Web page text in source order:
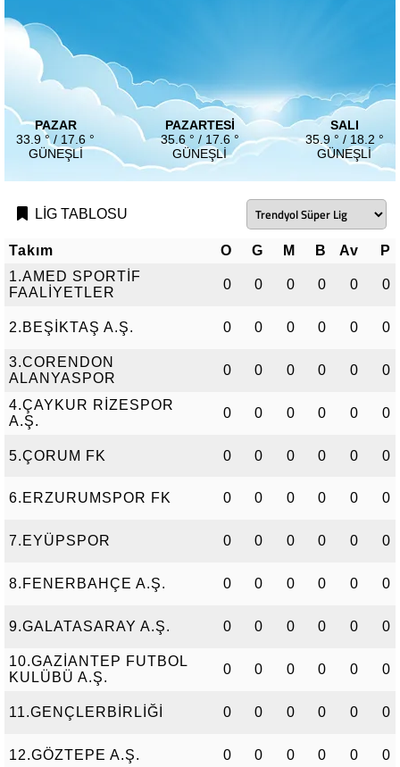
PAZAR
33.9 ° / 17.6 °
GÜNEŞLI
PAZARTESI
35.6 ° / 17.6 °
GÜNEŞLI
SALI
35.9 ° / 18.2 °
GÜNEŞLI
LİG TABLOSU
Takım O G M B Av
P
1.AMED SPORTİF
FAALİYETLER
0 0 0 0 0 0
2.BEŞİKTAŞ A.Ş. 0 0 0 0 0 0
3.CORENDON
ALANYASPOR
0 0 0 0 0 0
4.ÇAYKUR RİZESPOR
A.Ş.
0 0 0 0 0 0
5.ÇORUM FK 0 0 0 0 0 0
6.ERZURUMSPOR FK 0 0 0 0 0 0
7.EYÜPSPOR 0 0 0 0 0 0
8.FENERBAHÇE A.Ş. 0 0 0 0 0 0
9.GALATASARAY A.Ş. 0 0 0 0 0 0
10.GAZİANTEP FUTBOL
KULÜBÜ A.Ş.
0 0 0 0 0 0
11.GENÇLERBİRLİĞİ 0 0 0 0 0 0
12.GÖZTEPE A.Ş. 0 0 0 0 0 0